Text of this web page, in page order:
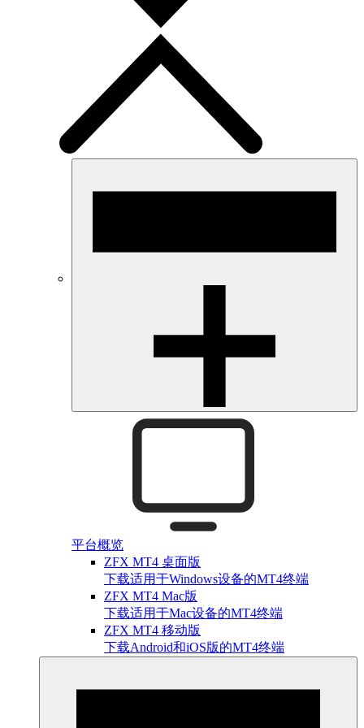
平台概览
ZFX MT4 桌面版
下载适用于Windows设备的MT4终端
ZFX MT4 Mac版
下载适用于Mac设备的MT4终端
ZFX MT4 移动版
下载Android和iOS版的MT4终端